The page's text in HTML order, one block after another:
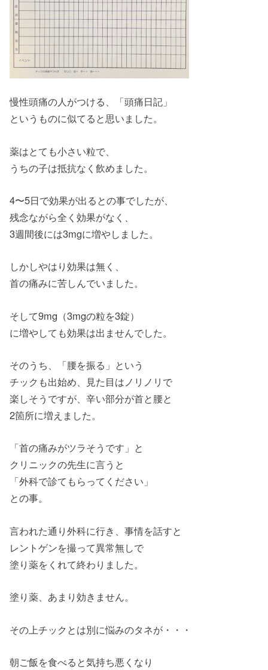
慢性頭痛の人がつける、「頭痛日記」
というものに似てると思いました。
薬はとても小さい粒で、
うちの子は抵抗なく飲めました。
4〜5日で効果が出るとの事でしたが、
残念ながら全く効果がなく、
3週間後には3mgに増やしました。
しかしやはり効果は無く、
首の痛みに苦しんでいました。
そして9mg（3mgの粒を3錠）
に増やしても効果は出ませんでした。
そのうち、「腰を振る」という
チックも出始め、見た目はノリノリで
楽しそうですが、辛い部分が首と腰と
2箇所に増えました。
「首の痛みがツラそうです」と
クリニックの先生に言うと
「外科で診てもらってください」
との事。
言われた通り外科に行き、事情を話すと
レントゲンを撮って異常無しで
塗り薬をくれて終わりました。
塗り薬、あまり効きません。
その上チックとは別に悩みのタネが・・・
朝ご飯を食べると気持ち悪くなり